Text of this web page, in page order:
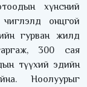
хүнсний
чиглэлд онцгой
гурван жилд
300 сая
түүхий эдийн
Ноолуурыг